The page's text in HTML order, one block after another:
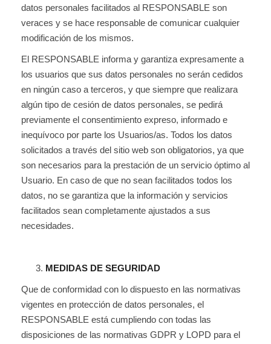
datos personales facilitados al RESPONSABLE son
veraces y se hace responsable de comunicar cualquier
modificación de los mismos.
El RESPONSABLE informa y garantiza expresamente a
los usuarios que sus datos personales no serán cedidos
en ningún caso a terceros, y que siempre que realizara
algún tipo de cesión de datos personales, se pedirá
previamente el consentimiento expreso, informado e
inequívoco por parte los Usuarios/as. Todos los datos
solicitados a través del sitio web son obligatorios, ya que
son necesarios para la prestación de un servicio óptimo al
Usuario. En caso de que no sean facilitados todos los
datos, no se garantiza que la información y servicios
facilitados sean completamente ajustados a sus
necesidades.
MEDIDAS DE SEGURIDAD
Que de conformidad con lo dispuesto en las normativas
vigentes en protección de datos personales, el
RESPONSABLE está cumpliendo con todas las
disposiciones de las normativas GDPR y LOPD para el